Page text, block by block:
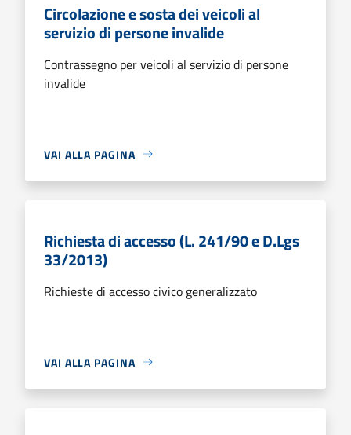
Circolazione e sosta dei veicoli al
servizio di persone invalide
Contrassegno per veicoli al servizio di persone
invalide
VAI ALLA PAGINA
Richiesta di accesso (L. 241/90 e D.Lgs
33/2013)
Richieste di accesso civico generalizzato
VAI ALLA PAGINA